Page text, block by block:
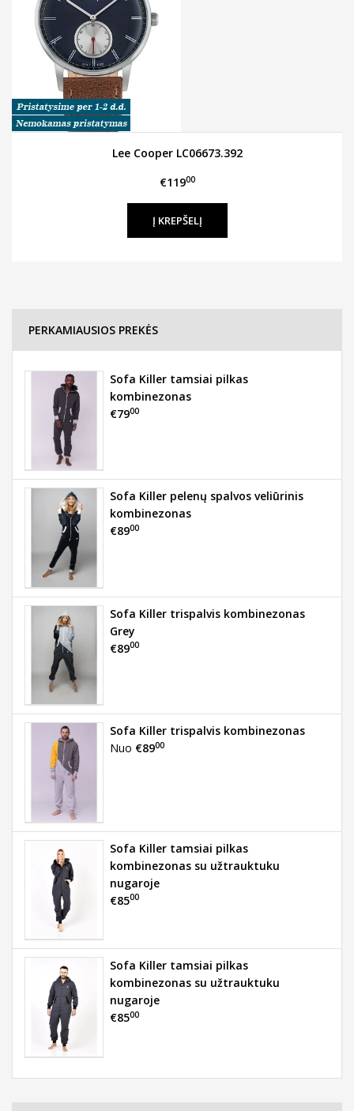
Lee Cooper LC06673.392
€11900
PERKAMIAUSIOS PREKĖS
Sofa Killer tamsiai pilkas
kombinezonas
€7900
Sofa Killer pelenų spalvos veliūrinis
kombinezonas
€8900
Sofa Killer trispalvis kombinezonas
Grey
€8900
Sofa Killer trispalvis kombinezonas
Nuo €8900
Sofa Killer tamsiai pilkas
kombinezonas su užtrauktuku
nugaroje
€8500
Sofa Killer tamsiai pilkas
kombinezonas su užtrauktuku
nugaroje
€8500